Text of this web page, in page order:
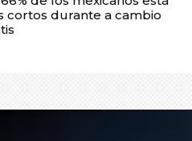
cortos durante a cambio